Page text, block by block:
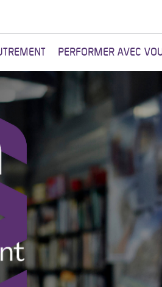
PERFORMER AVEC